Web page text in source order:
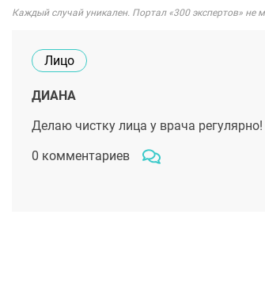
Каждый случай уникален. Портал «300 экспертов» не
Лицо
ДИАНА
Делаю чистку лица у врача
0 комментариев